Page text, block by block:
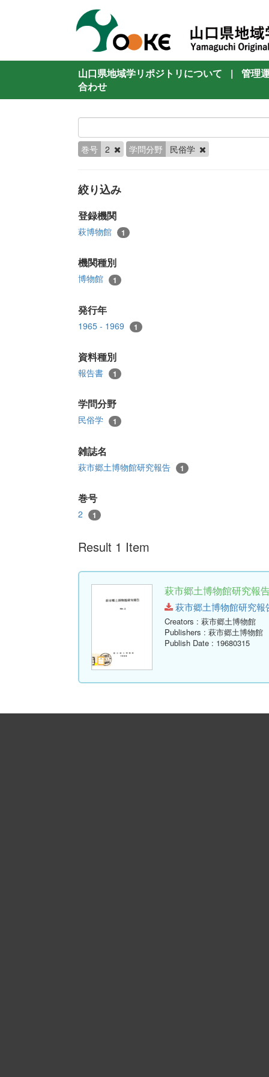
山口県地域学リポジトリについて |
管理
合わせ
巻号 2 学問分野 民俗学
絞り込み
登録機関
萩博物館 1
機関種別
博物館 1
発行年
1965 - 1969 1
資料種別
報告書 1
学問分野
民俗学 1
雑誌名
萩市郷土博物館研究報告 1
巻号
2 1
Result 1 Item
萩市郷土博物館研究報
萩市郷土博物館研究報
Creators : 萩市郷土博物館
Publishers : 萩市郷土博物館
Publish Date : 19680315